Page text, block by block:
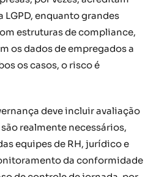
LGPD, enquanto grandes
estruturas de compliance,
os dados de empregados a
os casos, o risco é
deve incluir avaliação
realmente necessários,
equipes de RH, jurídico e
da conformidade